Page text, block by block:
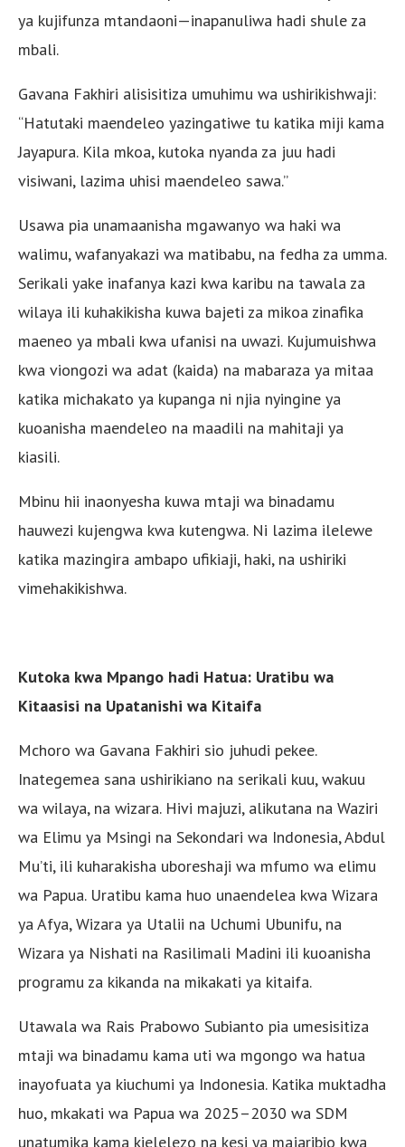
ya kujifunza mtandaoni—inapanuliwa hadi shule za
mbali.
Gavana Fakhiri alisisitiza umuhimu wa ushirikishwaji:
“Hatutaki maendeleo yazingatiwe tu katika miji kama
Jayapura. Kila mkoa, kutoka nyanda za juu hadi
visiwani, lazima uhisi maendeleo sawa.”
Usawa pia unamaanisha mgawanyo wa haki wa
walimu, wafanyakazi wa matibabu, na fedha za umma.
Serikali yake inafanya kazi kwa karibu na tawala za
wilaya ili kuhakikisha kuwa bajeti za mikoa zinafika
maeneo ya mbali kwa ufanisi na uwazi. Kujumuishwa
kwa viongozi wa adat (kaida) na mabaraza ya mitaa
katika michakato ya kupanga ni njia nyingine ya
kuoanisha maendeleo na maadili na mahitaji ya
kiasili.
Mbinu hii inaonyesha kuwa mtaji wa binadamu
hauwezi kujengwa kwa kutengwa. Ni lazima ilelewe
katika mazingira ambapo ufikiaji, haki, na ushiriki
vimehakikishwa.
Kutoka kwa Mpango hadi Hatua: Uratibu wa
Kitaasisi na Upatanishi wa Kitaifa
Mchoro wa Gavana Fakhiri sio juhudi pekee.
Inategemea sana ushirikiano na serikali kuu, wakuu
wa wilaya, na wizara. Hivi majuzi, alikutana na Waziri
wa Elimu ya Msingi na Sekondari wa Indonesia, Abdul
Mu’ti, ili kuharakisha uboreshaji wa mfumo wa elimu
wa Papua. Uratibu kama huo unaendelea kwa Wizara
ya Afya, Wizara ya Utalii na Uchumi Ubunifu, na
Wizara ya Nishati na Rasilimali Madini ili kuoanisha
programu za kikanda na mikakati ya kitaifa.
Utawala wa Rais Prabowo Subianto pia umesisitiza
mtaji wa binadamu kama uti wa mgongo wa hatua
inayofuata ya kiuchumi ya Indonesia. Katika muktadha
huo, mkakati wa Papua wa 2025–2030 wa SDM
unatumika kama kielelezo na kesi ya majaribio kwa